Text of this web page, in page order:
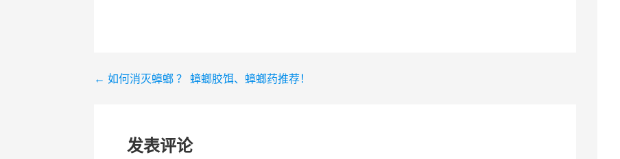
文
← 如何消灭蟑螂 ？ 蟑螂胶饵、蟑螂药推荐！
发表评论